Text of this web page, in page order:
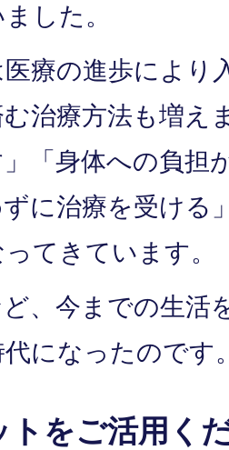
した。
医療の進歩により
治療方法も増え
「身体への負担
ずに治療を受け
てきています。
、今までの生活
になったのです
トをご活用く